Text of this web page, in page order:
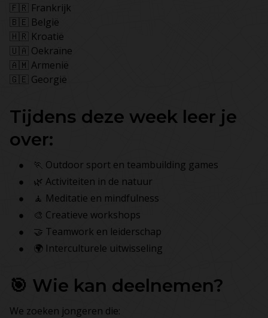
🇫🇷 Frankrijk
🇧🇪 België
🇭🇷 Kroatië
🇺🇦 Oekraïne
🇦🇲 Armenië
🇬🇪 Georgië
Tijdens deze week leer je
over:
🏃 Outdoor sport en teambuilding games
🌿 Activiteiten in de natuur
🧘 Meditatie en mindfulness
🎨 Creatieve workshops
🤝 Teamwork en leiderschap
🌍 Interculturele uitwisseling
🎯 Wie kan deelnemen?
We zoeken jongeren die: